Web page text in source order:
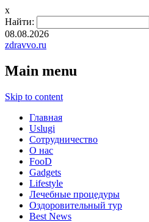
x
Найти:
08.08.2026
zdravvo.ru
Main menu
Skip to content
Главная
Uslugi
Сотрудничество
О нас
FooD
Gadgets
Lifestyle
Лечебные процедуры
Оздоровительный тур
Best News